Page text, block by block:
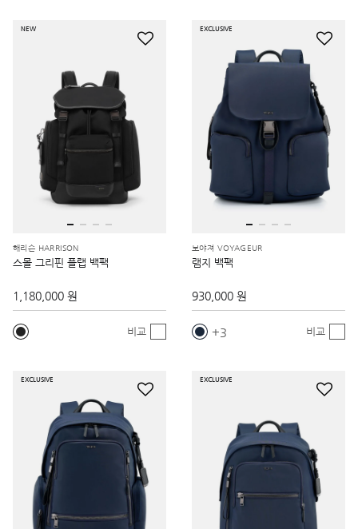
NEW
해리슨 HARRISON
스몰 그리핀 플랩 백팩
1,180,000 원
비교
EXCLUSIVE
보야져 VOYAGEUR
램지 백팩
930,000 원
3 비교
EXCLUSIVE EXCLUSIVE